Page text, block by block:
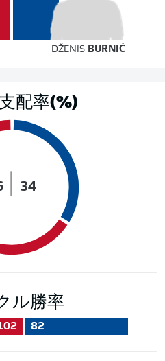
DŽENIS BURNIĆ
配率(%)
34
ル勝率
82